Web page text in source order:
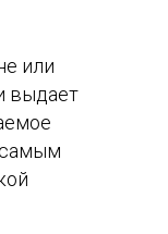
или
выдает
самым